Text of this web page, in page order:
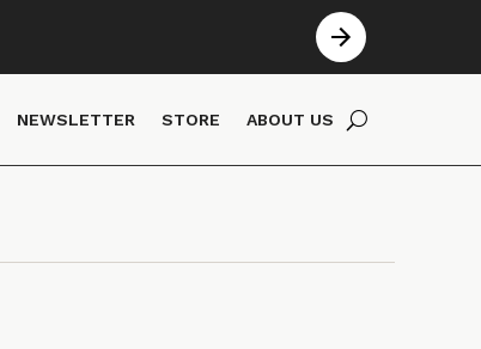
NEWSLETTER STORE ABOUT US